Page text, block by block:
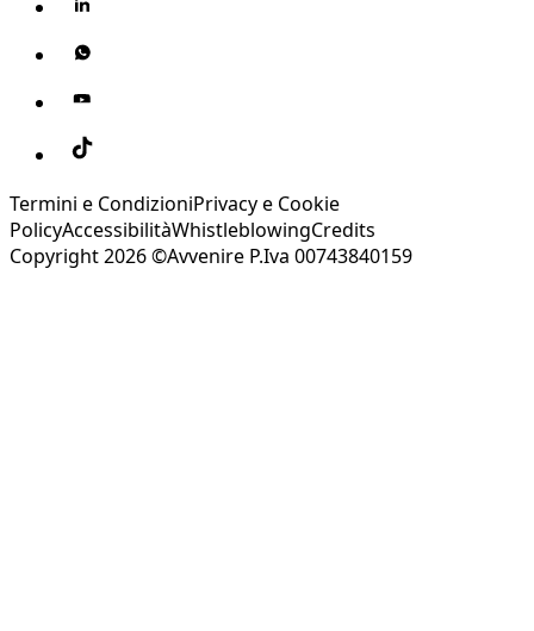
Termini e CondizioniPrivacy e Cookie
PolicyAccessibilitàWhistleblowingCredits
Copyright 2026 ©Avvenire P.Iva 00743840159